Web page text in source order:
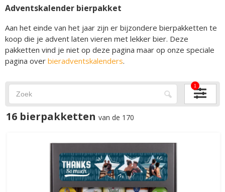
Adventskalender bierpakket
Aan het einde van het jaar zijn er bijzondere bierpakketten te
koop die je advent laten vieren met lekker bier. Deze
pakketten vind je niet op deze pagina maar op onze speciale
pagina over bieradventskalenders.
1
16 bierpakketten van de 170